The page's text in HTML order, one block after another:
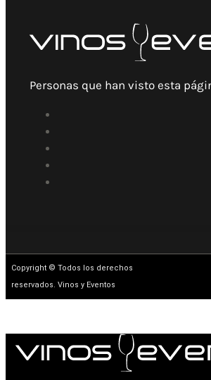
Personas que han visto esta
Copyright © Todos los derechos
reservados. Vinos y Eventos